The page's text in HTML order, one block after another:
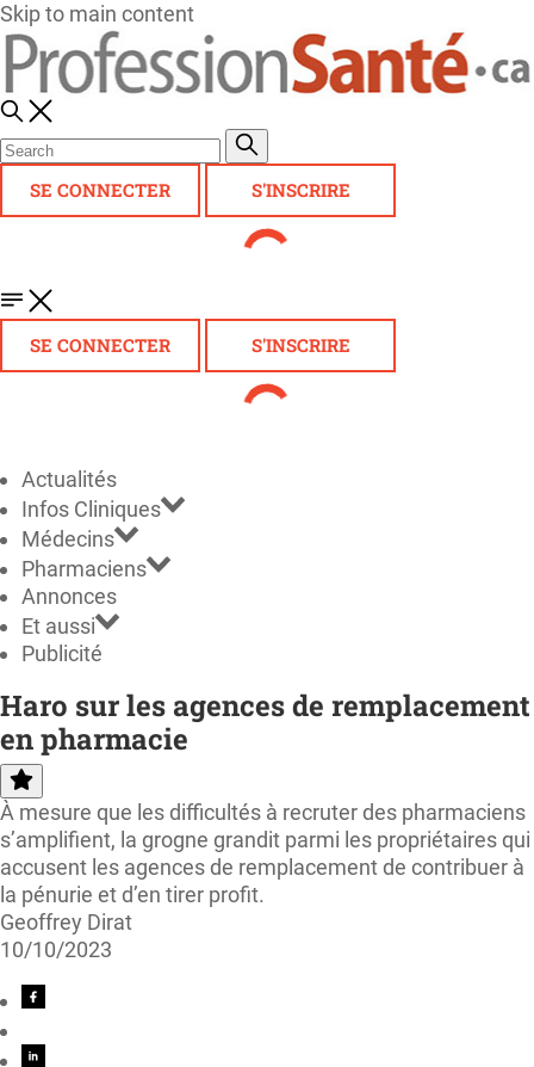
Skip to main content
SE CONNECTER S'INSCRIRE
SE CONNECTER S'INSCRIRE
Actualités
Infos Cliniques
Médecins
Pharmaciens
Annonces
Et aussi
Publicité
Haro sur les agences de remplacement
en pharmacie
À mesure que les difficultés à recruter des pharmaciens
s’amplifient, la grogne grandit parmi les propriétaires qui
accusent les agences de remplacement de contribuer à
la pénurie et d’en tirer profit.
Geoffrey Dirat
10/10/2023